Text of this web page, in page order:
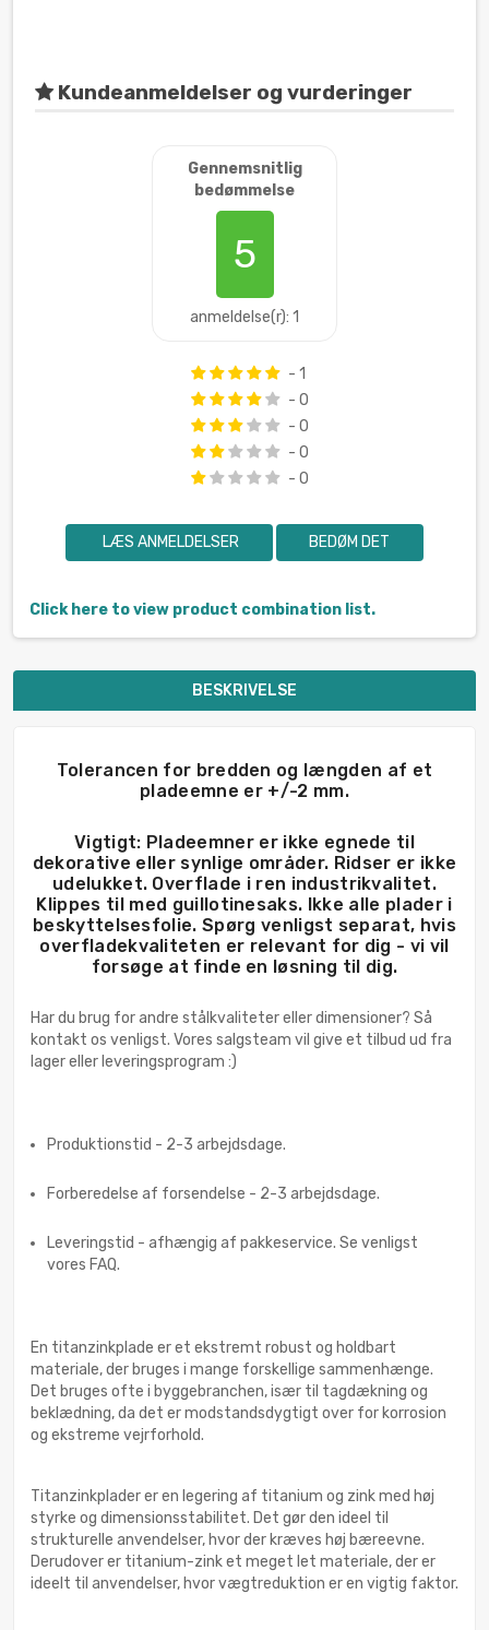
Kundeanmeldelser og vurderinger
Gennemsnitlig
bedømmelse
5
anmeldelse(r): 1
- 1
- 0
- 0
- 0
- 0
LÆS ANMELDELSER BEDØM DET
Click here to view product combination list.
BESKRIVELSE
Tolerancen for bredden og længden af et
pladeemne er +/-2 mm.
Vigtigt: Pladeemner er ikke egnede til
dekorative eller synlige områder. Ridser er ikke
udelukket. Overflade i ren industrikvalitet.
Klippes til med guillotinesaks. Ikke alle plader i
beskyttelsesfolie. Spørg venligst separat, hvis
overfladekvaliteten er relevant for dig - vi vil
forsøge at finde en løsning til dig.
Har du brug for andre stålkvaliteter eller dimensioner? Så
kontakt os venligst. Vores salgsteam vil give et tilbud ud fra
lager eller leveringsprogram :)
Produktionstid - 2-3 arbejdsdage.
Forberedelse af forsendelse - 2-3 arbejdsdage.
Leveringstid - afhængig af pakkeservice. Se venligst
vores FAQ.
En titanzinkplade er et ekstremt robust og holdbart
materiale, der bruges i mange forskellige sammenhænge.
Det bruges ofte i byggebranchen, især til tagdækning og
beklædning, da det er modstandsdygtigt over for korrosion
og ekstreme vejrforhold.
Titanzinkplader er en legering af titanium og zink med høj
styrke og dimensionsstabilitet. Det gør den ideel til
strukturelle anvendelser, hvor der kræves høj bæreevne.
Derudover er titanium-zink et meget let materiale, der er
ideelt til anvendelser, hvor vægtreduktion er en vigtig faktor.